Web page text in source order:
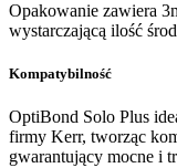
Opakowanie zawiera
wystarczającą ilość
Kompatybilność
OptiBond Solo Plus
firmy Kerr, tworząc
gwarantujący mocne i